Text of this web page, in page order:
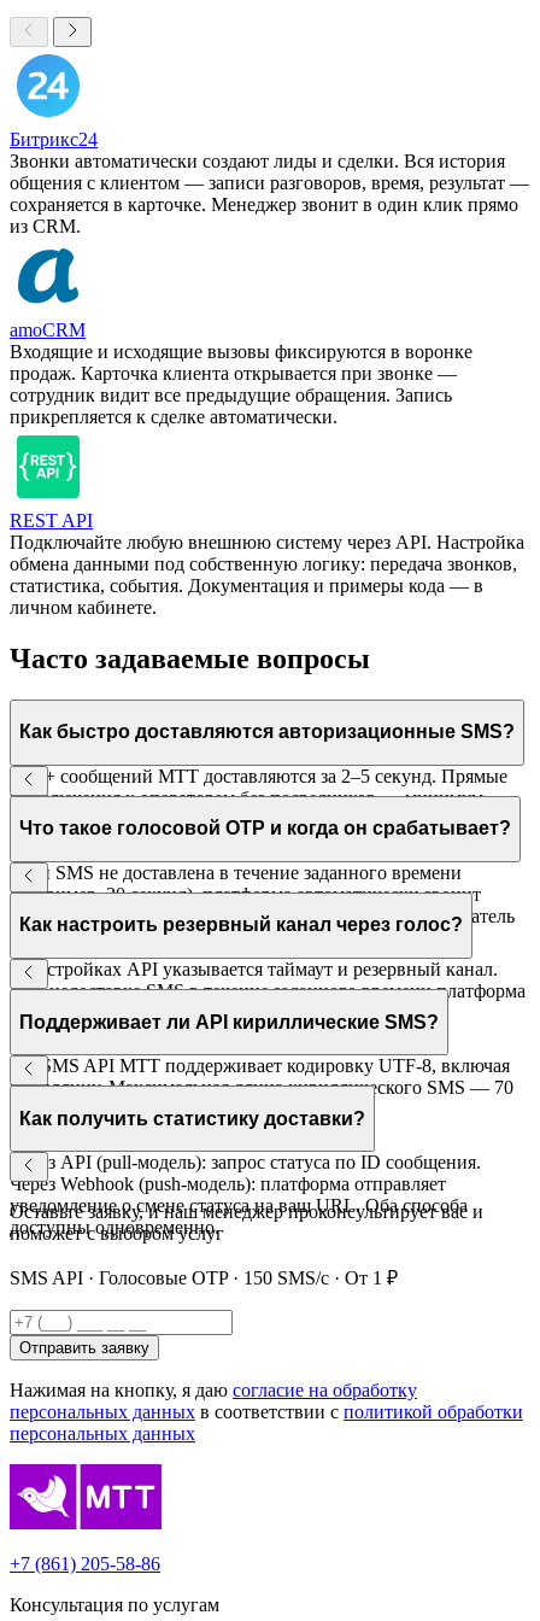
Битрикс24
Звонки автоматически создают лиды и сделки. Вся история
общения с клиентом — записи разговоров, время, результат —
сохраняется в карточке. Менеджер звонит в один клик прямо
из CRM.
amoCRM
Входящие и исходящие вызовы фиксируются в воронке
продаж. Карточка клиента открывается при звонке —
сотрудник видит все предыдущие обращения. Запись
прикрепляется к сделке автоматически.
REST API
Подключайте любую внешнюю систему через API. Настройка
обмена данными под собственную логику: передача звонков,
статистика, события. Документация и примеры кода — в
личном кабинете.
Часто задаваемые вопросы
Как быстро доставляются авторизационные SMS?
80%+ сообщений МТТ доставляются за 2–5 секунд. Прямые
подключения к операторам без посредников — минимум
звеньев в цепочке. В нагруженные часы — без деградации.
Что такое голосовой OTP и когда он срабатывает?
Если SMS не доставлена в течение заданного времени
(например, 30 секунд), платформа автоматически звонит
пользователю — голосовой робот диктует код. Пользователь
получает код, даже если SMS не дошла.
Как настроить резервный канал через голос?
В настройках API указывается таймаут и резервный канал.
При недоставке SMS в течение заданного времени платформа
автоматически инициирует голосовой вызов — без
дополнительного кода с вашей стороны.
Поддерживает ли API кириллические SMS?
Да. SMS API МТТ поддерживает кодировку UTF-8, включая
кириллицу. Максимальная длина кириллического SMS — 70
символов, латинского — 160 символов.
Как получить статистику доставки?
Через API (pull-модель): запрос статуса по ID сообщения.
Через Webhook (push-модель): платформа отправляет
уведомление о смене статуса на ваш URL. Оба способа
доступны одновременно.
Оставьте заявку, и наш менеджер проконсультирует вас и
поможет с выбором услуг
SMS API · Голосовые OTP · 150 SMS/с · От 1 ₽
Отправить заявку
Нажимая на кнопку, я даю согласие на обработку
персональных данных в соответствии с политикой обработки
персональных данных
+7 (861) 205-58-86
Консультация по услугам